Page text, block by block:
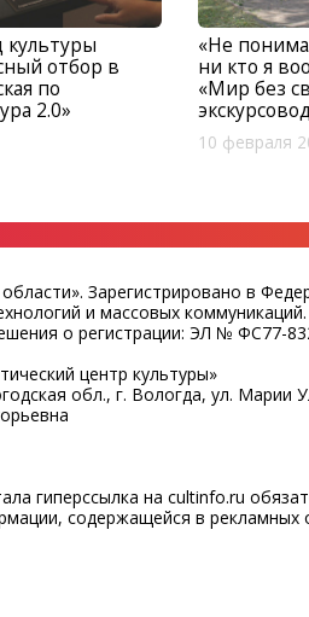
культуры
отбор в
по
2.0»
«Не
ни кто я
«Мир без
10 февраля
Зарегистрировано в
и массовых коммуникаций.
о регистрации: ЭЛ № ФС77-
центр культуры»
обл., г. Вологда, ул. Марии
гиперссылка на cultinfo.ru
содержащейся в рекламных